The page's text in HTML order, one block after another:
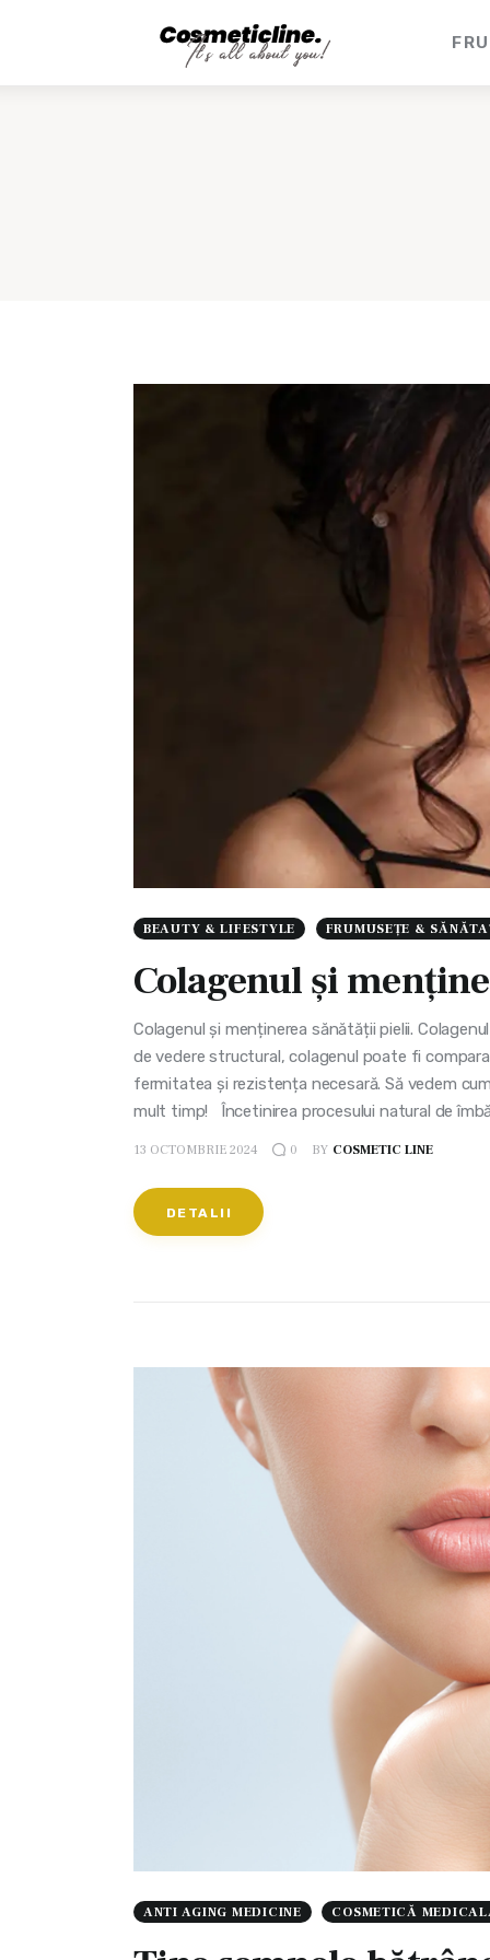
Frumusețe & Sănătate
BEAUTY & LIFESTYLE FRUMUSEȚE &
Colagenul și
Colagenul și menținerea sănătății pielii.
de vedere structural, colagenul poate fi
fermitatea și rezistența necesară. Să vedem
mult timp! Încetinirea procesului natural de
13 OCTOMBRIE 2024 0 BY COSMETIC LINE
DETALII
ANTI AGING MEDICINE COSMETICĂ